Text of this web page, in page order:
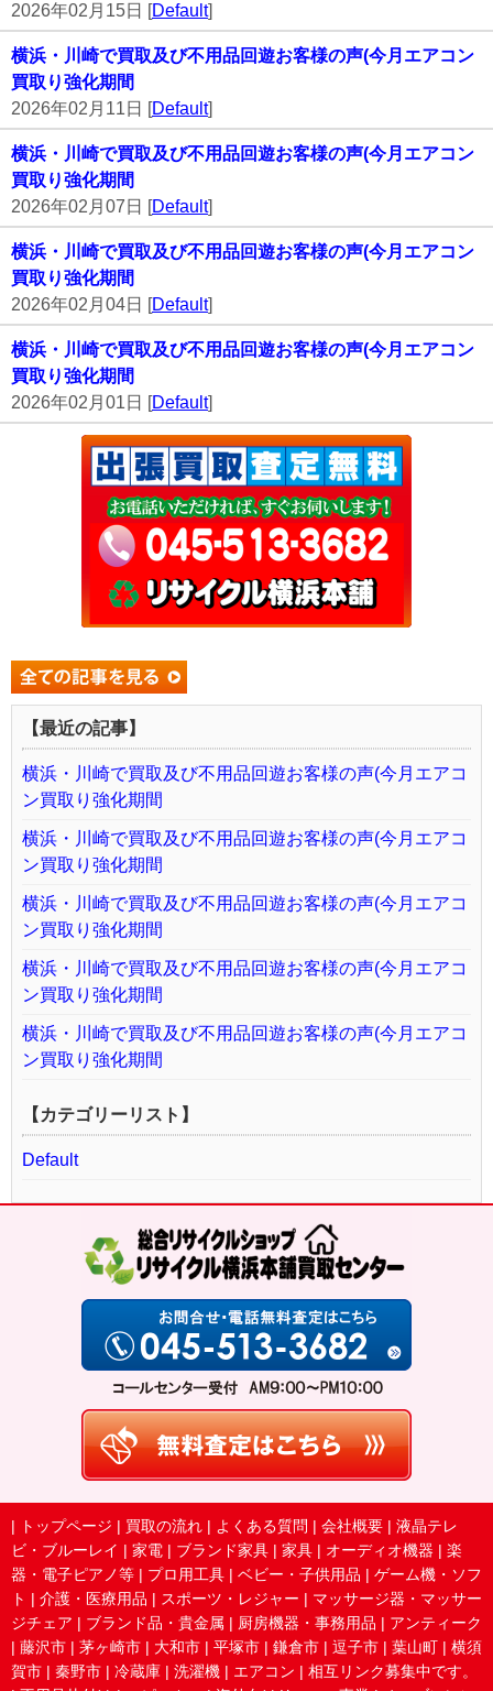
2026年02月15日 [Default]
横浜・川崎で買取及び不用品回遊お客様の声(今月エアコン
買取り強化期間
2026年02月11日 [Default]
横浜・川崎で買取及び不用品回遊お客様の声(今月エアコン
買取り強化期間
2026年02月07日 [Default]
横浜・川崎で買取及び不用品回遊お客様の声(今月エアコン
買取り強化期間
2026年02月04日 [Default]
横浜・川崎で買取及び不用品回遊お客様の声(今月エアコン
買取り強化期間
2026年02月01日 [Default]
【最近の記事】
横浜・川崎で買取及び不用品回遊お客様の声(今月エアコ
ン買取り強化期間
横浜・川崎で買取及び不用品回遊お客様の声(今月エアコ
ン買取り強化期間
横浜・川崎で買取及び不用品回遊お客様の声(今月エアコ
ン買取り強化期間
横浜・川崎で買取及び不用品回遊お客様の声(今月エアコ
ン買取り強化期間
横浜・川崎で買取及び不用品回遊お客様の声(今月エアコ
ン買取り強化期間
【カテゴリーリスト】
Default
| トップページ | 買取の流れ | よくある質問 | 会社概要 | 液晶テレ
ビ・ブルーレイ | 家電 | ブランド家具 | 家具 | オーディオ機器 | 楽
器・電子ピアノ等 | プロ用工具 | ベビー・子供用品 | ゲーム機・ソフ
ト | 介護・医療用品 | スポーツ・レジャー | マッサージ器・マッサー
ジチェア | ブランド品・貴金属 | 厨房機器・事務用品 | アンティーク
| 藤沢市 | 茅ヶ崎市 | 大和市 | 平塚市 | 鎌倉市 | 逗子市 | 葉山町 | 横須
賀市 | 秦野市 | 冷蔵庫 | 洗濯機 | エアコン | 相互リンク募集中です。